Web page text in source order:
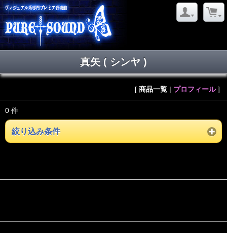
真矢 ( シンヤ )
[ 商品一覧 | プロフィール]
0 件
絞り込み条件